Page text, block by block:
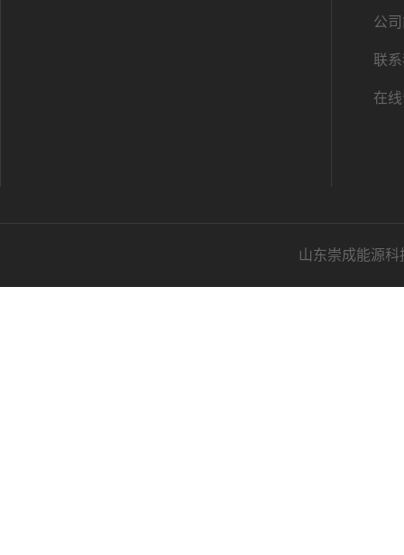
公
联
在
山东崇成能源